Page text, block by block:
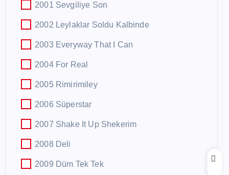
2001 Sevgiliye Son
2002 Leylaklar Soldu Kalbinde
2003 Everyway That I Can
2004 For Real
2005 Rimirimiley
2006 Süperstar
2007 Shake It Up Shekerim
2008 Deli
2009 Düm Tek Tek